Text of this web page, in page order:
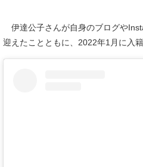
伊達公子さんが自身のブログや
迎えたことともに、2022年1月に入